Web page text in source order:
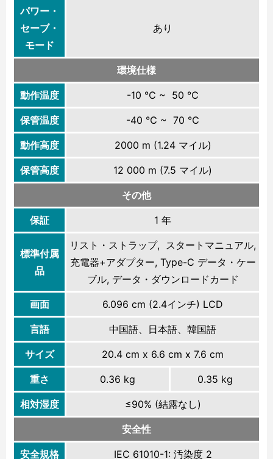
パワー・
セーブ・
モード
あり
環境仕様
動作温度 -10 ℃ ~ 50 ℃
保管温度 -40 ℃ ~ 70 ℃
動作高度 2000 m (1.24 マイル)
保管高度 12 000 m (7.5 マイル)
その他
保証 1 年
標準付属
品
リスト・ストラップ, スタートマニュアル,
充電器+アダプター, Type-C データ・ケー
ブル, データ・ダウンロードカード
画面 6.096 cm (2.4インチ) LCD
言語 中国語、日本語、韓国語
サイズ 20.4 cm x 6.6 cm x 7.6 cm
重さ 0.36 kg 0.35 kg
相対湿度 ≤90% (結露なし)
安全性
安全規格 IEC 61010-1: 汚染度 2